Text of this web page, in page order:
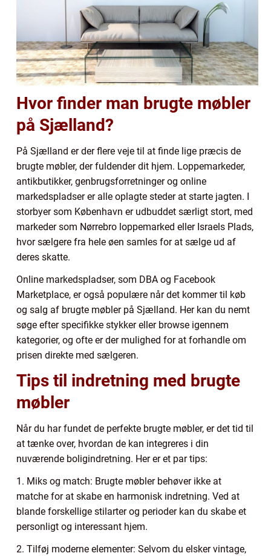
Hvor finder man brugte møbler
på Sjælland?
På Sjælland er der flere veje til at finde lige præcis de
brugte møbler, der fuldender dit hjem. Loppemarkeder,
antikbutikker, genbrugsforretninger og online
markedspladser er alle oplagte steder at starte jagten. I
storbyer som København er udbuddet særligt stort, med
markeder som Nørrebro loppemarked eller Israels Plads,
hvor sælgere fra hele øen samles for at sælge ud af
deres skatte.
Online markedspladser, som DBA og Facebook
Marketplace, er også populære når det kommer til køb
og salg af brugte møbler på Sjælland. Her kan du nemt
søge efter specifikke stykker eller browse igennem
kategorier, og ofte er der mulighed for at forhandle om
prisen direkte med sælgeren.
Tips til indretning med brugte
møbler
Når du har fundet de perfekte brugte møbler, er det tid til
at tænke over, hvordan de kan integreres i din
nuværende boligindretning. Her er et par tips:
1. Miks og match: Brugte møbler behøver ikke at
matche for at skabe en harmonisk indretning. Ved at
blande forskellige stilarter og perioder kan du skabe et
personligt og interessant hjem.
2. Tilføj moderne elementer: Selvom du elsker vintage,